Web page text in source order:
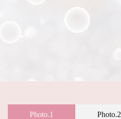
Photo.1 Photo.2